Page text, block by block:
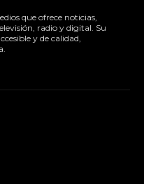
que ofrece noticias,
radio y digital. Su
y de calidad,